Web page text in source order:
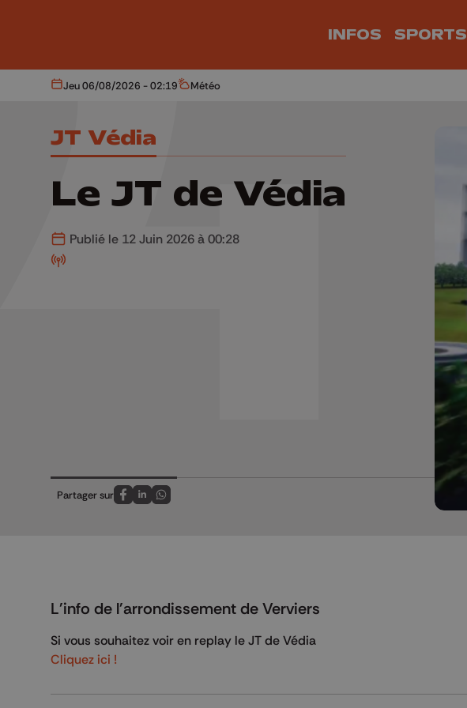
INFOS SPORTS
Aujourd'hui
Jeu 06/08/2026 - 02:19 Météo
Météo
JT Védia
Le JT de Védia
Publié le 12 Juin 2026 à 00:28
Partager sur
Partagez sur FaceBook
Partagez sur LinkedIn
Partagez sur Whatsapp
L'info de l'arrondissement de Verviers
Si vous souhaitez voir en replay le JT de Védia
Cliquez ici !